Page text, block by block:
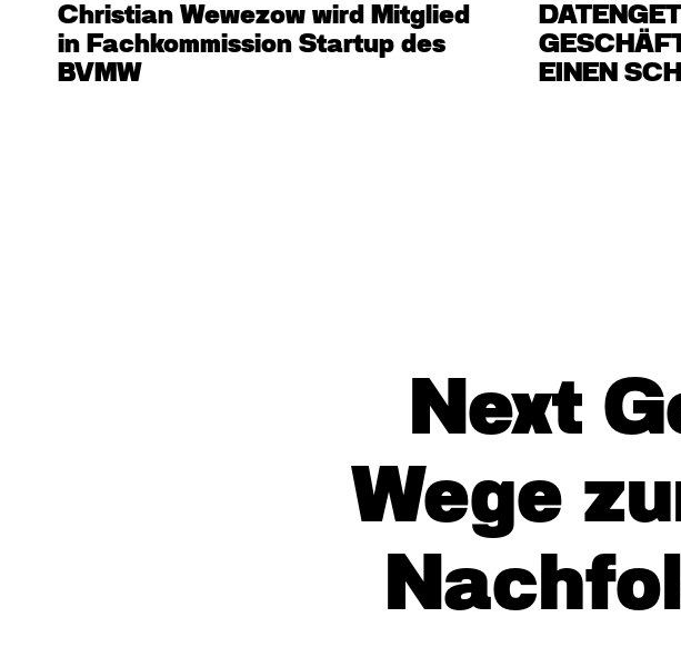
Christian Wewezow wird Mitglied
in Fachkommission Startup des
BVMW
EINEN
Next
Wege